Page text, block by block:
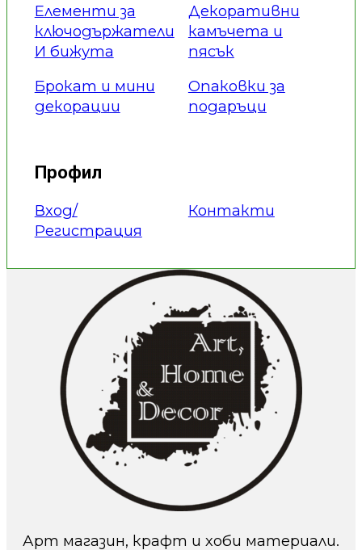
Арт магазин, крафт и хоби материали.
Елементи за
ключодържатели
И бижута
Брокат и мини
декорации
Декоративни
камъчета и
пясък
Опаковки за
подаръци
Профил
Вход/
Регистрация
Контакти